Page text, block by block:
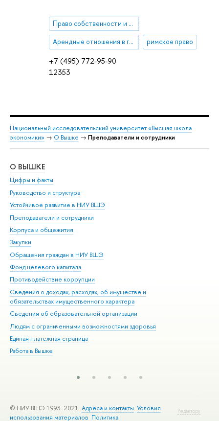
+7 (495) 772-95-90
12353
Право собственности и иные вещные права
Арендные отношения в гражданском праве римское право
Национальный исследовательский университет «Высшая школа
экономики» → О Вышке → Преподаватели и сотрудники
О ВЫШКЕ
Цифры и факты
Руководство и структура
Устойчивое развитие в НИУ ВШЭ
Преподаватели и сотрудники
Корпуса и общежития
Закупки
Обращения граждан в НИУ ВШЭ
Фонд целевого капитала
Противодействие коррупции
Сведения о доходах, расходах, об имуществе и
обязательствах имущественного характера
Сведения об образовательной организации
Людям с ограниченными возможностями здоровья
Единая платежная страница
Работа в Вышке
Редактору
© НИУ ВШЭ 1993–2021 Адреса и контакты Условия
использования материалов Политика